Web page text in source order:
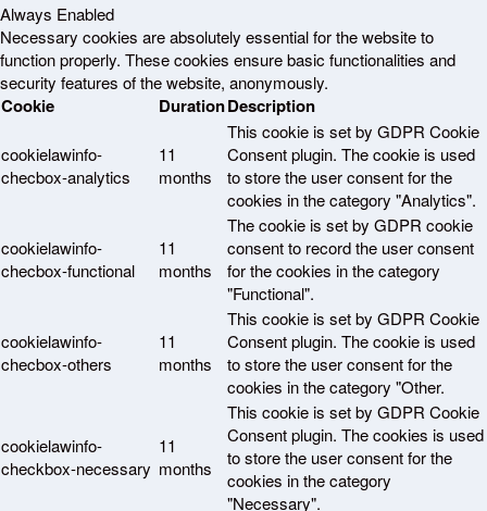
Always Enabled
Necessary cookies are absolutely essential for the website to
function properly. These cookies ensure basic functionalities and
security features of the website, anonymously.
Cookie DurationDescription
cookielawinfo-
checbox-analytics
11
months
This cookie is set by GDPR Cookie
Consent plugin. The cookie is used
to store the user consent for the
cookies in the category "Analytics".
cookielawinfo-
checbox-functional
11
months
The cookie is set by GDPR cookie
consent to record the user consent
for the cookies in the category
"Functional".
cookielawinfo-
checbox-others
11
months
This cookie is set by GDPR Cookie
Consent plugin. The cookie is used
to store the user consent for the
cookies in the category "Other.
cookielawinfo-
checkbox-necessary
11
months
This cookie is set by GDPR Cookie
Consent plugin. The cookies is used
to store the user consent for the
cookies in the category
"Necessary".